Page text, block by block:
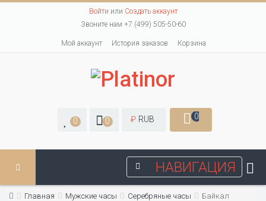
Войти или Создать аккаунт
Звоните нам +7 (499) 505-50-60
Мой аккаунт История заказов Корзина
0 0 ₽ RUB 0
НАВИГАЦИЯ
Главная Мужские часы Серебряные часы Байкал